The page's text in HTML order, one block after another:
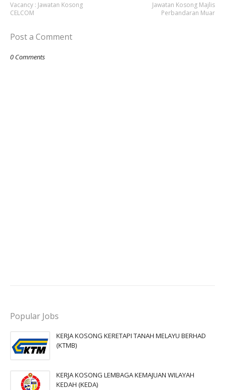
Jawatan Kosong Majlis
Perbandaran Muar
Vacancy : Jawatan Kosong
CELCOM
Post a Comment
0 Comments
Popular Jobs
KERJA KOSONG KERETAPI TANAH MELAYU BERHAD
(KTMB)
KERJA KOSONG LEMBAGA KEMAJUAN WILAYAH
KEDAH (KEDA)